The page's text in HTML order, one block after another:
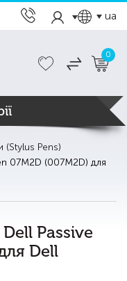
ua
0
(Stylus Pens)
07M2D (007M2D) для
Passive
Dell